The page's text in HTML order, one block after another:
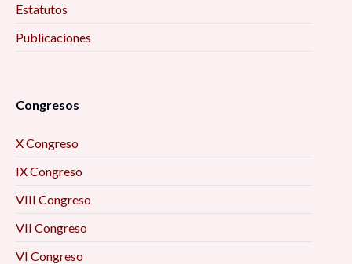
Estatutos
Publicaciones
Congresos
X Congreso
IX Congreso
VIII Congreso
VII Congreso
VI Congreso